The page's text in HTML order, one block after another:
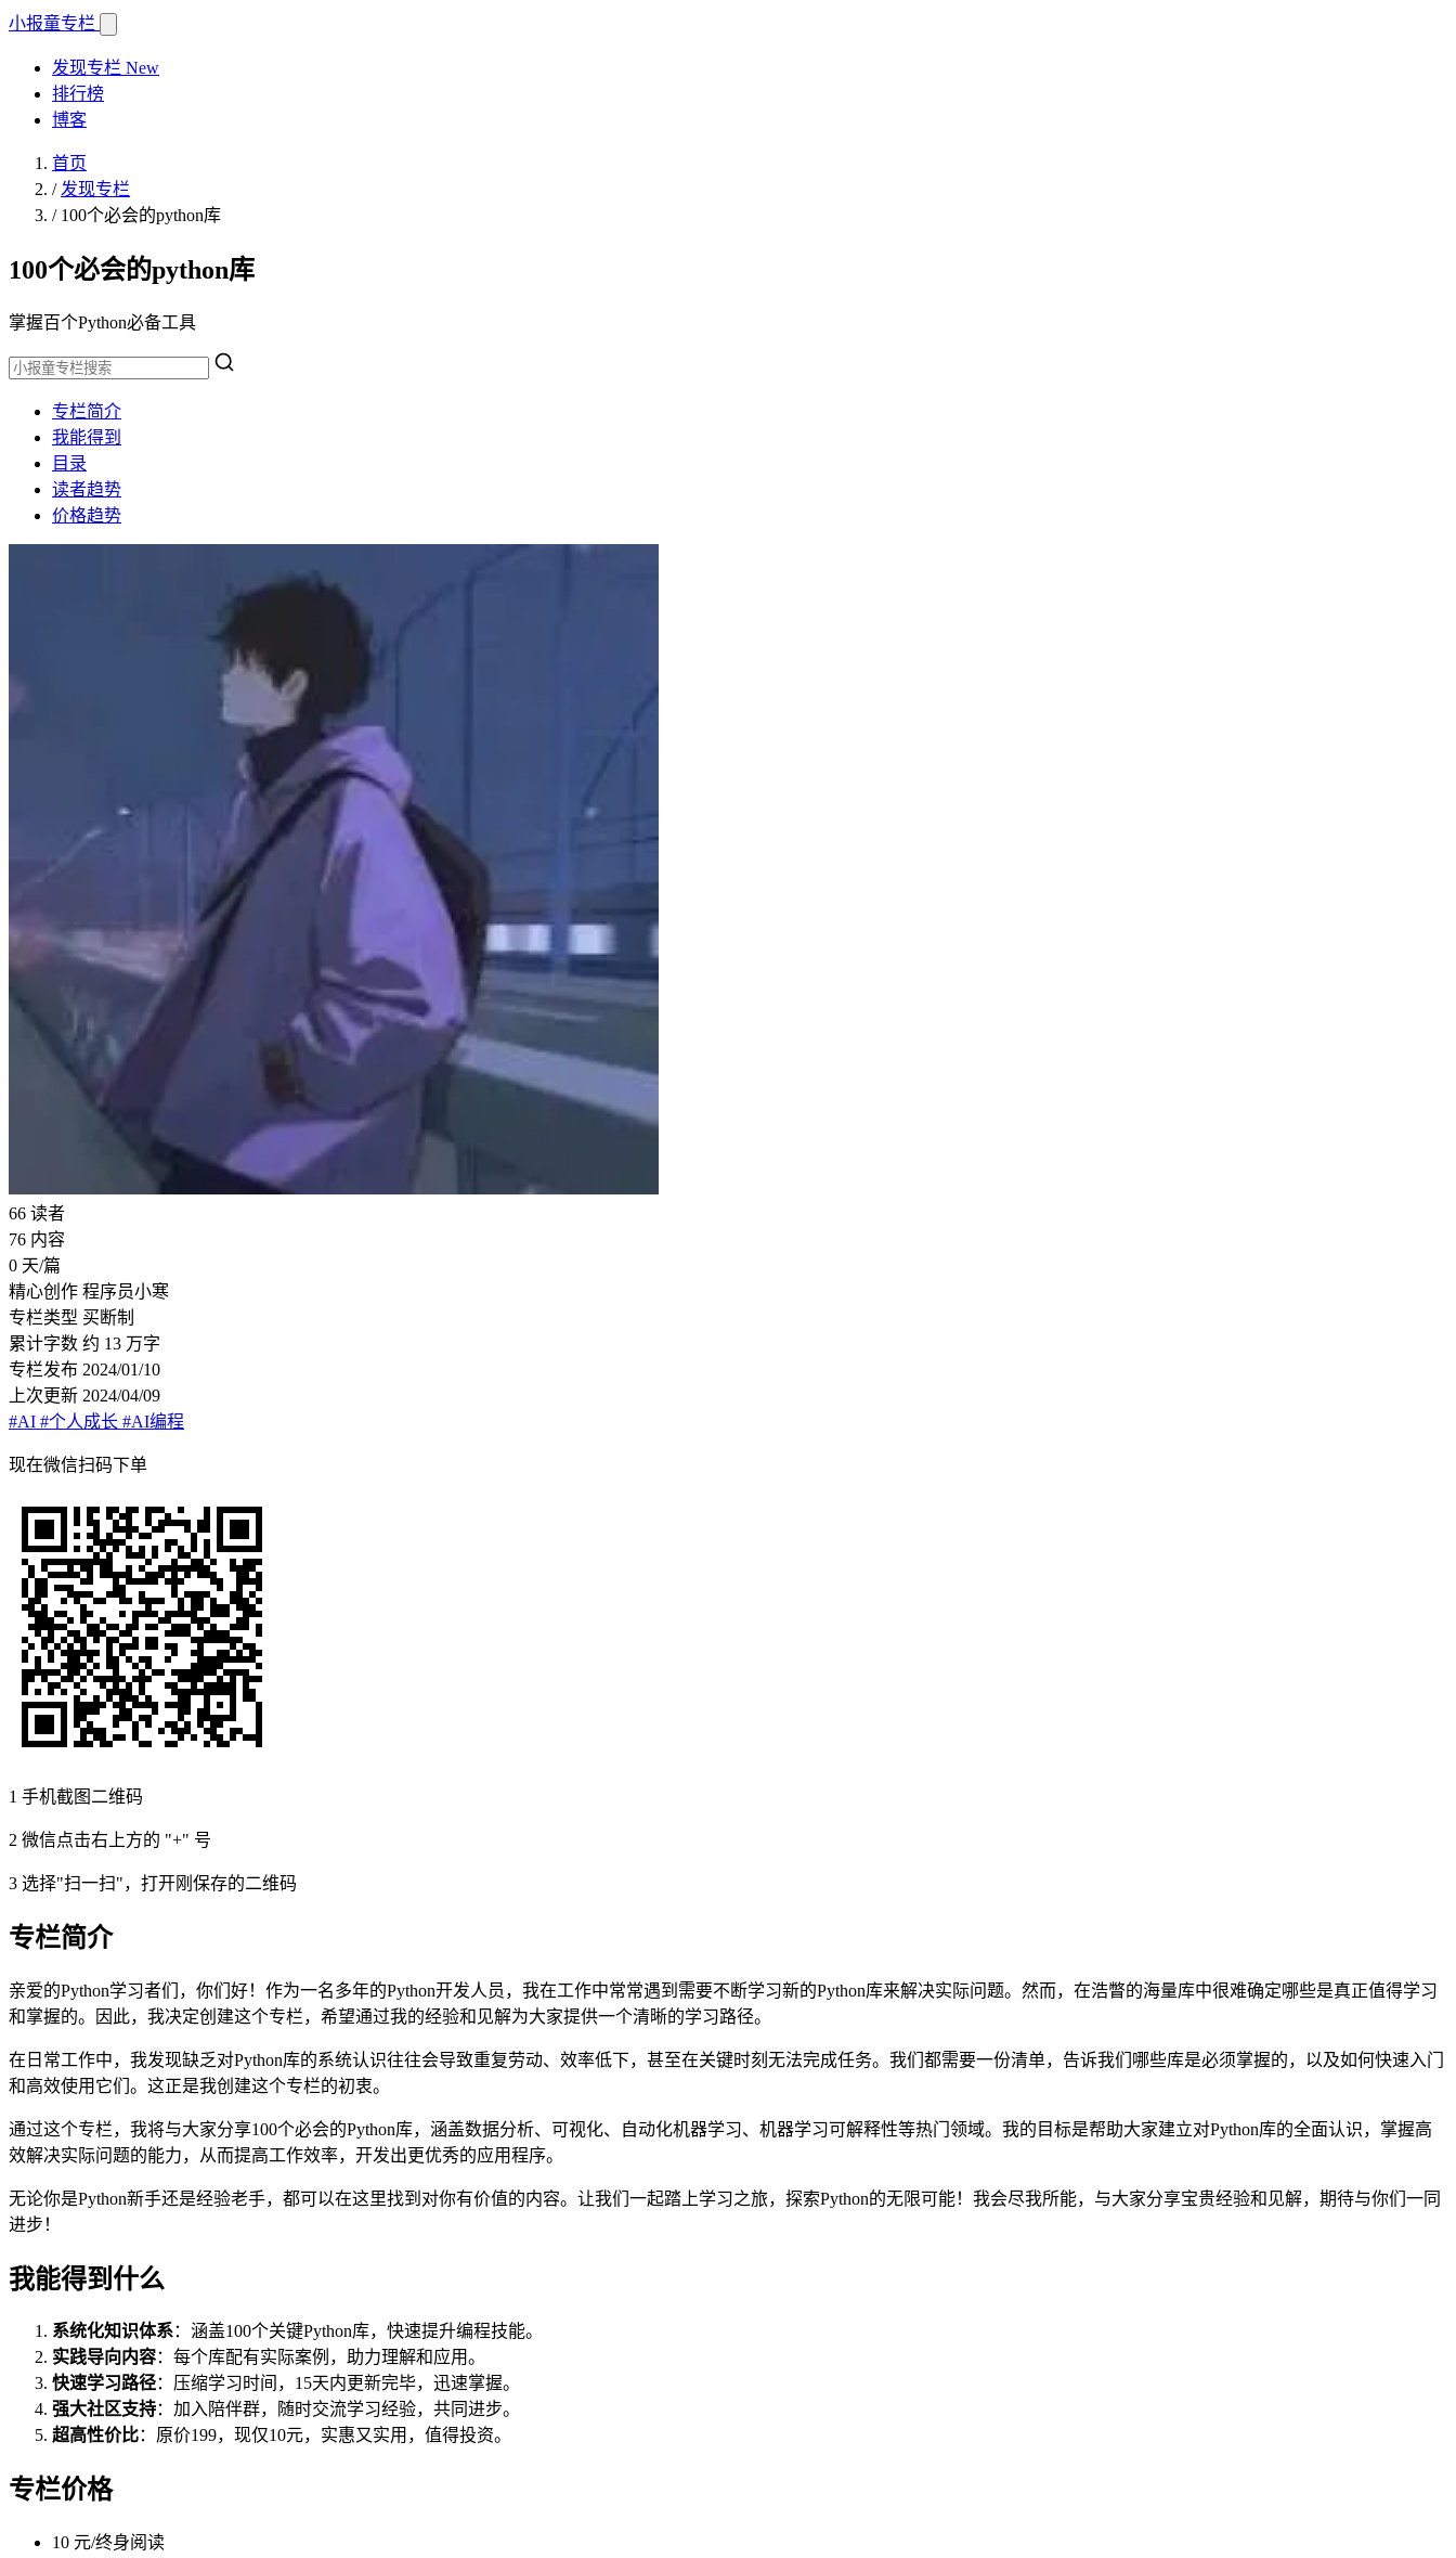
小报童专栏
发现专栏 New
排行榜
博客
首页
/ 发现专栏
/ 100个必会的python库
100个必会的python库
掌握百个Python必备工具
专栏简介
我能得到
目录
读者趋势
价格趋势
66 读者
76 内容
0 天/篇
精心创作 程序员小寒
专栏类型 买断制
累计字数 约 13 万字
专栏发布 2024/01/10
上次更新 2024/04/09
#AI #个人成长 #AI编程
现在微信扫码下单
1 手机截图二维码
2 微信点击右上方的 "+" 号
3 选择"扫一扫"，打开刚保存的二维码
专栏简介
亲爱的Python学习者们，你们好！作为一名多年的Python开发人员，我在工作中常常遇到需要不断学习新的Python库来解决实际问题。然而，在浩瞥的海量库中很难确定哪些是真正值得学习
和掌握的。因此，我决定创建这个专栏，希望通过我的经验和见解为大家提供一个清晰的学习路径。
在日常工作中，我发现缺乏对Python库的系统认识往往会导致重复劳动、效率低下，甚至在关键时刻无法完成任务。我们都需要一份清单，告诉我们哪些库是必须掌握的，以及如何快速入门
和高效使用它们。这正是我创建这个专栏的初衷。
通过这个专栏，我将与大家分享100个必会的Python库，涵盖数据分析、可视化、自动化机器学习、机器学习可解释性等热门领域。我的目标是帮助大家建立对Python库的全面认识，掌握高
效解决实际问题的能力，从而提高工作效率，开发出更优秀的应用程序。
无论你是Python新手还是经验老手，都可以在这里找到对你有价值的内容。让我们一起踏上学习之旅，探索Python的无限可能！我会尽我所能，与大家分享宝贵经验和见解，期待与你们一同
进步！
我能得到什么
系统化知识体系：涵盖100个关键Python库，快速提升编程技能。
实践导向内容：每个库配有实际案例，助力理解和应用。
快速学习路径：压缩学习时间，15天内更新完毕，迅速掌握。
强大社区支持：加入陪伴群，随时交流学习经验，共同进步。
超高性价比：原价199，现仅10元，实惠又实用，值得投资。
专栏价格
10 元/终身阅读